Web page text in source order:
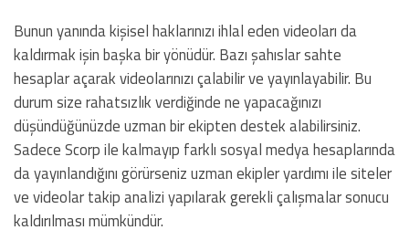
Bunun yanında kişisel haklarınızı ihlal eden videoları da
kaldırmak işin başka bir yönüdür. Bazı şahıslar sahte
hesaplar açarak videolarınızı çalabilir ve yayınlayabilir. Bu
durum size rahatsızlık verdiğinde ne yapacağınızı
düşündüğünüzde uzman bir ekipten destek alabilirsiniz.
Sadece Scorp ile kalmayıp farklı sosyal medya hesaplarında
da yayınlandığını görürseniz uzman ekipler yardımı ile siteler
ve videolar takip analizi yapılarak gerekli çalışmalar sonucu
kaldırılması mümkündür.